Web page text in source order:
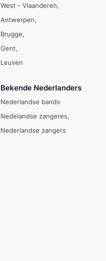
West - Vlaanderen
Antwerpen
Brugge
Gent
Leuven
Bekende Nederlanders
Nederlandse bands
Nedelandse zangeres
Nederlandse zangers